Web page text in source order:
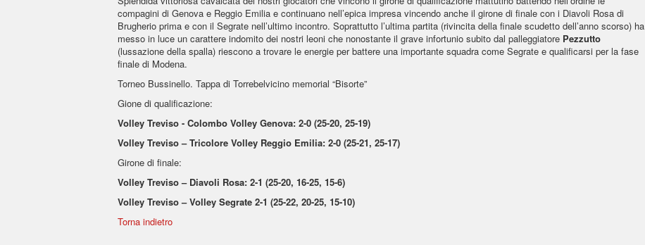
compagini di Genova e Reggio Emilia e continuano nell’epica impresa vincendo anche il girone di finale con i Diavoli Rosa di
Brugherio prima e con il Segrate nell’ultimo incontro. Soprattutto l’ultima partita (rivincita della finale scudetto dell’anno scorso) ha
messo in luce un carattere indomito dei nostri leoni che nonostante il grave infortunio subito dal palleggiatore Pezzutto
(lussazione della spalla) riescono a trovare le energie per battere una importante squadra come Segrate e qualificarsi per la fase
finale di Modena.
Torneo Bussinello. Tappa di Torrebelvicino memorial “Bisorte”
Gione di qualificazione:
Volley Treviso - Colombo Volley Genova: 2-0 (25-20, 25-19)
Volley Treviso – Tricolore Volley Reggio Emilia: 2-0 (25-21, 25-17)
Girone di finale:
Volley Treviso – Diavoli Rosa: 2-1 (25-20, 16-25, 15-6)
Volley Treviso – Volley Segrate 2-1 (25-22, 20-25, 15-10)
Torna indietro